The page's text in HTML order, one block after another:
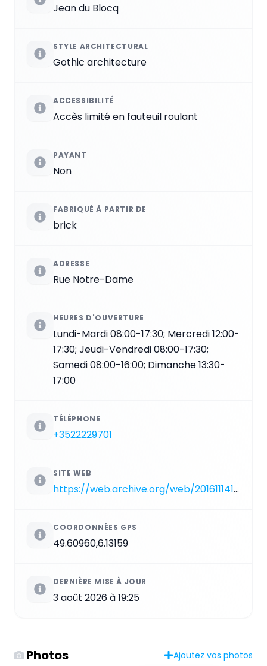
Jean du Blocq
STYLE ARCHITECTURAL
Gothic architecture
ACCESSIBILITÉ
Accès limité en fauteuil roulant
PAYANT
Non
FABRIQUÉ À PARTIR DE
brick
ADRESSE
Rue Notre-Dame
HEURES D'OUVERTURE
Lundi-Mardi 08:00-17:30; Mercredi 12:00-
17:30; Jeudi-Vendredi 08:00-17:30;
Samedi 08:00-16:00; Dimanche 13:30-
17:00
TÉLÉPHONE
+3522229701
SITE WEB
https://web.archive.org/web/20161114140746/http://cathedrale.cathol.lu
COORDONNÉES GPS
49.60960,6.13159
DERNIÈRE MISE À JOUR
3 août 2026 à 19:25
Photos Ajoutez vos photos